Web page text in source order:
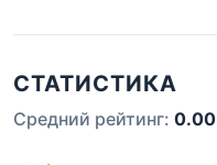
СТАТИСТИКА
Средний рейтинг: 0.00